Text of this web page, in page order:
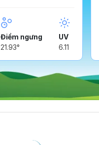
Điểm ngưng
21.93°
UV
6.11